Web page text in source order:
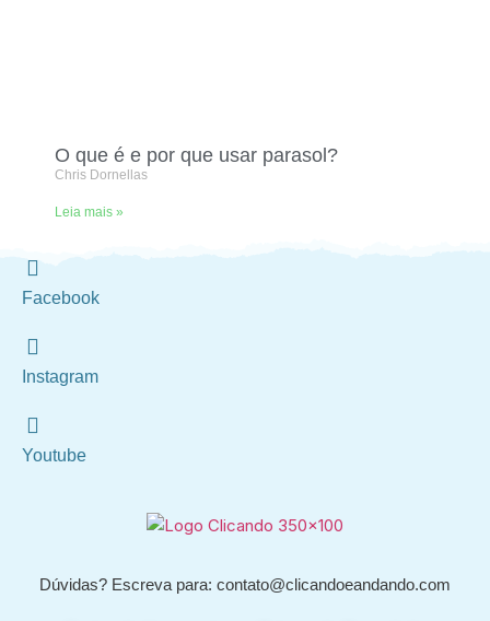
O que é e por que usar parasol?
Chris Dornellas
Leia mais »
Facebook
Instagram
Youtube
Dúvidas? Escreva para: contato@clicandoeandando.com